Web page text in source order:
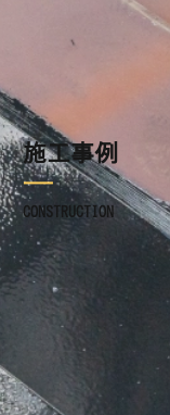
施工事例
ブログ
お知らせ
施工事例
CONSTRUCTION